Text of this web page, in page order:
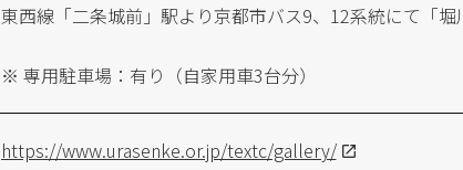
東西線「二条城前」駅より京都市バス9、12系統にて「
※ 専用駐車場：有り（自家用車3台分）
https://www.urasenke.or.jp/textc/gallery/